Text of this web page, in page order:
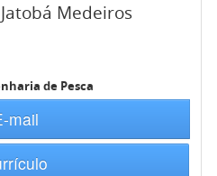
Medeiros
de Pesca
mail